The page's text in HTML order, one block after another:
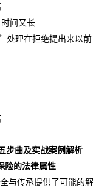
间又长
处理在拒绝提出来以前
步曲及实战案例解析
险的法律属性
与传承提供了可能的